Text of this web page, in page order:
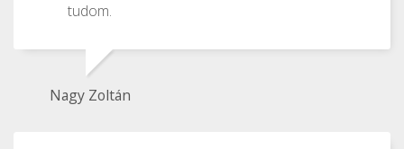
tudom.
Nagy Zoltán